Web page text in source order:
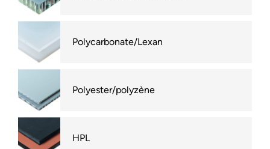
Polycarbonate/Lexan
Polyester/polyzène
HPL